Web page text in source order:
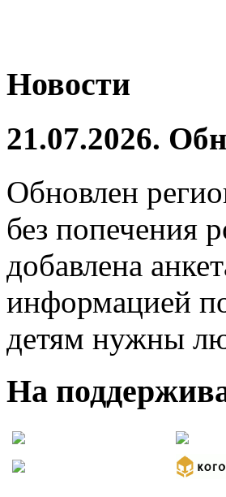
Новости
21.07.2026.
Обновлен
без попечения
добавлена
информацией
детям нужны
На